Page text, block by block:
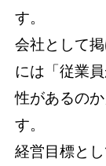
す。
会社として
には「従業
性があるの
す。
経営目標と